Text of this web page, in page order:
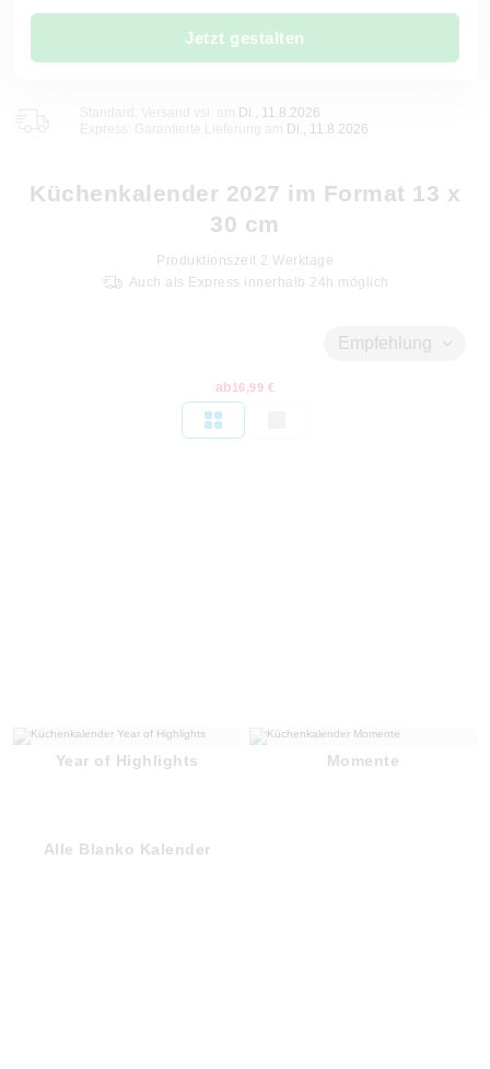
Jetzt gestalten
Di., 11.8.2026
Express: Garantierte Lieferung am
Di., 11.8.2026
Küchenkalender 2027 im Format 13 x
30 cm
Produktionszeit 2 Werktage
Auch als Express innerhalb 24h möglich
Empfehlung
ab16,99 €
Year of Highlights Momente
Alle Blanko Kalender